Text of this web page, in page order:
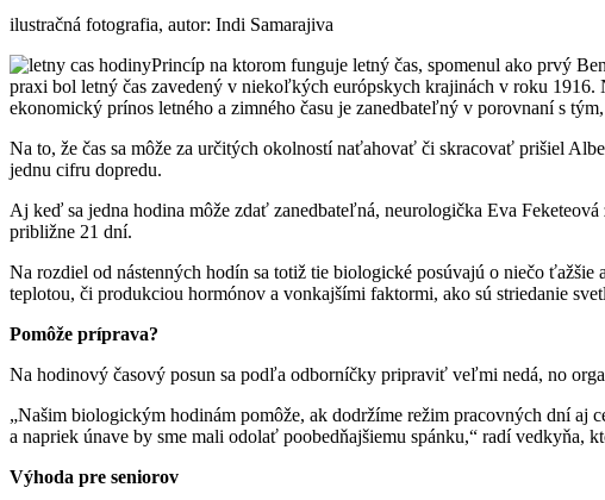
ilustračná fotografia, autor: Indi Samarajiva
Princíp na ktorom funguje letný čas, spomenul ako prvý
praxi bol letný čas zavedený v niekoľkých európskych krajinách v roku 1916.
ekonomický prínos letného a zimného času je zanedbateľný v porovnaní s
Na to, že čas sa môže za určitých okolností naťahovať či skracovať prišiel
jednu cifru dopredu.
Aj keď sa jedna hodina môže zdať zanedbateľná, neurologička Eva
približne 21 dní.
Na rozdiel od nástenných hodín sa totiž tie biologické posúvajú o niečo
teplotou, či produkciou hormónov a vonkajšími faktormi, ako sú striedanie
Pomôže príprava?
Na hodinový časový posun sa podľa odborníčky pripraviť veľmi nedá, no
„Našim biologickým hodinám pomôže, ak dodržíme režim pracovných dní aj
a napriek únave by sme mali odolať poobedňajšiemu spánku,“ radí vedkyňa,
Výhoda pre seniorov